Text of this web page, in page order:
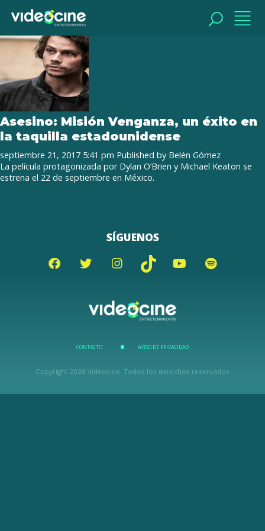
Tag Archive: Mitch Rapp
Asesino: Misión Venganza, un éxito en
la taquilla estadounidense
septiembre 21, 2017 5:41 pm Published by Belén Gómez
La película protagonizada por Dylan O’Brien y Michael Keaton se
estrena el 22 de septiembre en México.
SÍGUENOS
CONTACTO AVISO DE PRIVACIDAD
Copyright 2020 Videocine. Todos los derechos reservados